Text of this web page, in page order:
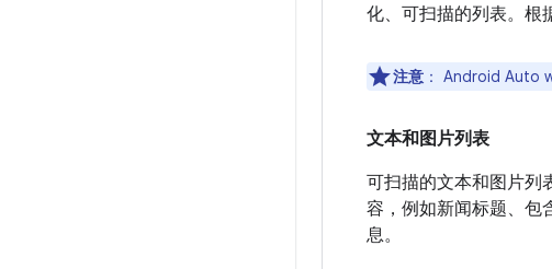
化、可扫描的列表。根
注意 ： Android Auto
文本和图片列表
可扫描的文本和图片列
容，例如新闻标题、包
息。